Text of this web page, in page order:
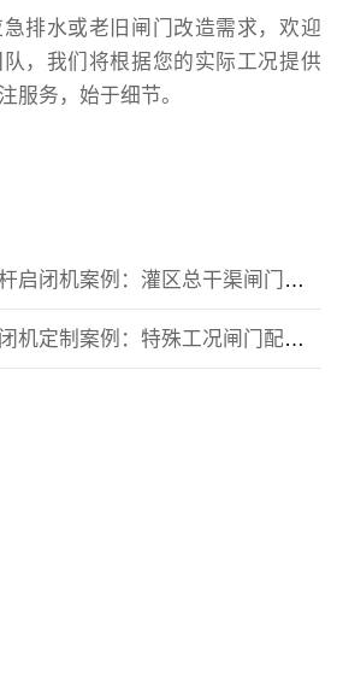
排水或老旧闸门改造需求，欢迎
，我们将根据您的实际工况提供
服务，始于细节。
机案例：灌区总干渠闸门同步启闭施工实况
制案例：特殊工况闸门配套启闭设备施工验收